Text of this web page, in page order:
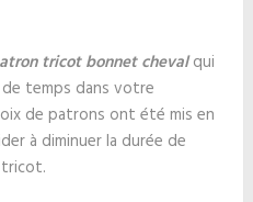
tricot bonnet chevalqui
de temps dans votre
de patrons ont été mis en
à diminuer la durée de